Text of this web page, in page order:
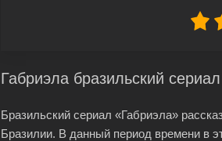
Габриэла бразильский
Бразильский сериал «Габриэла»
Бразилии. В данный период времени в